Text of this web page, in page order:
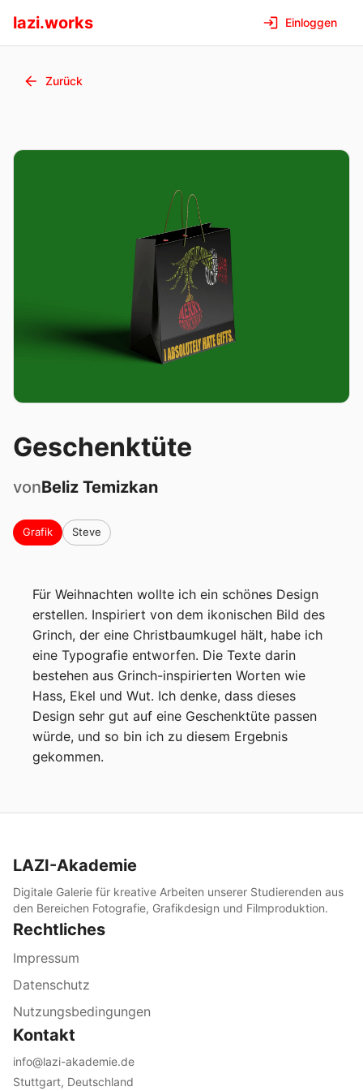
lazi.works Einloggen
Zurück
Geschenktüte
vonBeliz Temizkan
Grafik Steve
Für Weihnachten wollte ich ein schönes Design
erstellen. Inspiriert von dem ikonischen Bild des
Grinch, der eine Christbaumkugel hält, habe ich
eine Typografie entworfen. Die Texte darin
bestehen aus Grinch-inspirierten Worten wie
Hass, Ekel und Wut. Ich denke, dass dieses
Design sehr gut auf eine Geschenktüte passen
würde, und so bin ich zu diesem Ergebnis
gekommen.
LAZI-Akademie
Digitale Galerie für kreative Arbeiten unserer Studierenden aus
den Bereichen Fotografie, Grafikdesign und Filmproduktion.
Rechtliches
Impressum
Datenschutz
Nutzungsbedingungen
Kontakt
info@lazi-akademie.de
Stuttgart, Deutschland